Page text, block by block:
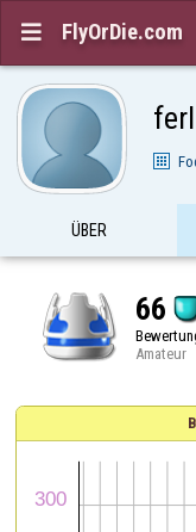
 FlyOrDie.com
ÜBER
66
Amateur